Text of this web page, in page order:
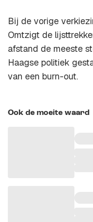
Bij de vorige
Omtzigt de
afstand de meeste
Haagse politiek
van een burn-out.
Ook de moeite waard